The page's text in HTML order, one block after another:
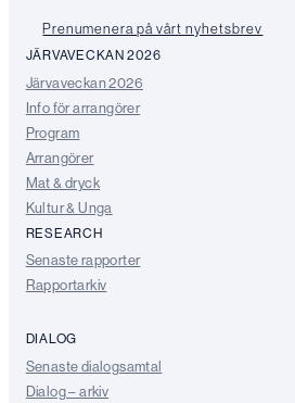
Prenumenera på vårt nyhetsbrev
JÄRVAVECKAN 2026
Järvaveckan 2026
Info för arrangörer
Program
Arrangörer
Mat & dryck
Kultur & Unga
RESEARCH
Senaste rapporter
Rapportarkiv
DIALOG
Senaste dialogsamtal
Dialog – arkiv